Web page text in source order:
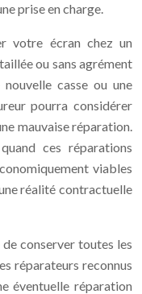
prise en charge.
votre écran chez un
ou sans agrément
casse ou une
pourra considérer
mauvaise réparation.
ces réparations
viables
réalité contractuelle
conserver toutes les
réparateurs reconnus
éventuelle réparation